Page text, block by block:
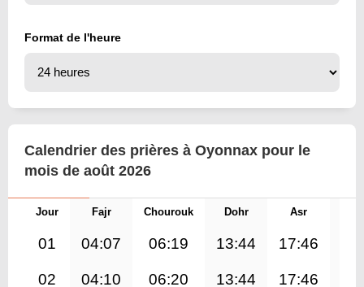
Format de l'heure
Calendrier des prières à Oyonnax pour le
mois de août 2026
Jour Fajr Chourouk Dohr Asr
01 04:07 06:19 13:44 17:46
02 04:10 06:20 13:44 17:46